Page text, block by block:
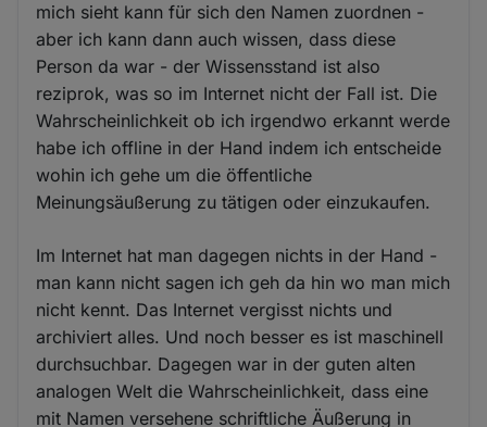
mich sieht kann für sich den Namen zuordnen -
aber ich kann dann auch wissen, dass diese
Person da war - der Wissensstand ist also
reziprok, was so im Internet nicht der Fall ist. Die
Wahrscheinlichkeit ob ich irgendwo erkannt werde
habe ich offline in der Hand indem ich entscheide
wohin ich gehe um die öffentliche
Meinungsäußerung zu tätigen oder einzukaufen.
Im Internet hat man dagegen nichts in der Hand -
man kann nicht sagen ich geh da hin wo man mich
nicht kennt. Das Internet vergisst nichts und
archiviert alles. Und noch besser es ist maschinell
durchsuchbar. Dagegen war in der guten alten
analogen Welt die Wahrscheinlichkeit, dass eine
mit Namen versehene schriftliche Äußerung in